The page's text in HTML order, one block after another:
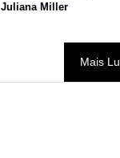
Juliana Miller
Mais